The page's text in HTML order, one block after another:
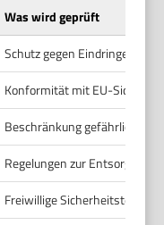
Was wird geprüft
Schutz gegen Eindringen von
Konformität mit EU-
Beschränkung gefährlicher
Regelungen zur Entsorgung
Freiwillige Sicherheitstests